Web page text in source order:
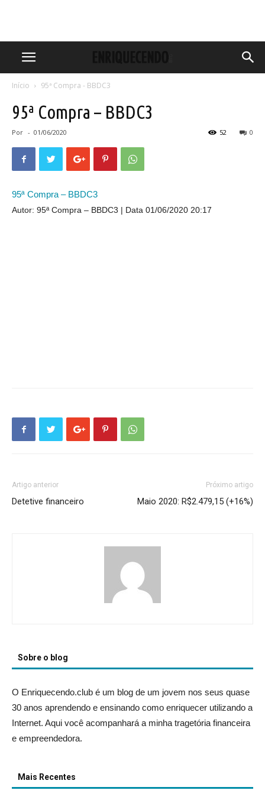
Início 95ª Compra - BBDC3
95ª Compra – BBDC3
Por - 01/06/2020 0
52
95ª Compra – BBDC3
Autor: 95ª Compra – BBDC3 Data 01/06/2020 20:17
Artigo anterior
Detetive financeiro
Próximo artigo
Maio 2020: R$2.479,15 (+16%)
Sobre o blog
O Enriquecendo.club é um blog de um jovem nos seus quase
30 anos aprendendo e ensinando como enriquecer utilizando a
Internet. Aqui você acompanhará a minha tragetória financeira
e empreendedora.
Mais Recentes